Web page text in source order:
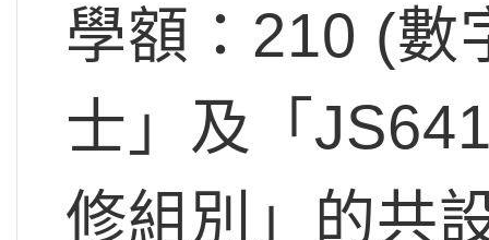
學額：210 (數
士」及「
修組別」的共